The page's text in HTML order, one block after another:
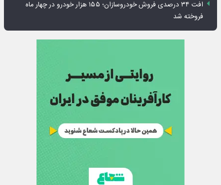
افت ۳۴ درصدی فروش خودروسازان؛ ۱۵۵ هزار خودرو در چهار ماه
فروخته شد